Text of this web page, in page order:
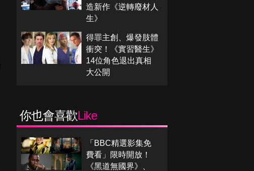
造新作《逆轉廢材人
生》
得罪主創、爆發肢體
衝突！《實習醫生》
14位角色退出真相
大公開
你也會喜歡Like
「BBC精選影集免
費看」限時開放！
《黑道無國界》、